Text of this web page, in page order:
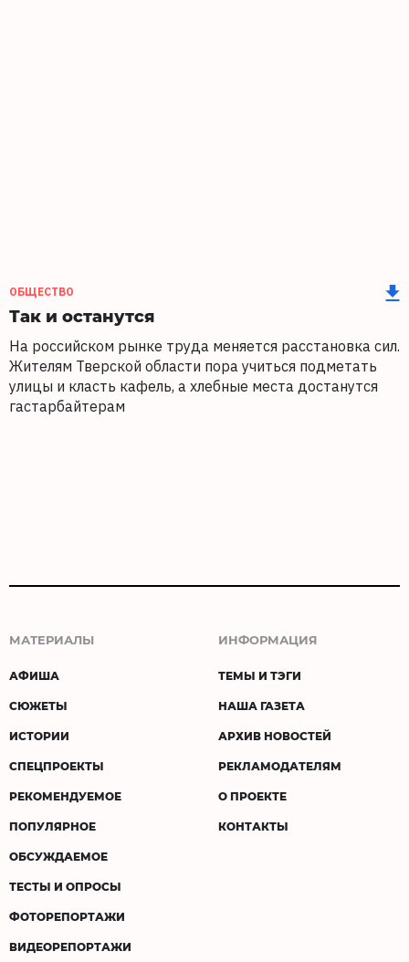
ОБЩЕСТВО
Так и останутся
На российском рынке труда меняется расстановка сил.
Жителям Тверской области пора учиться подметать
улицы и класть кафель, а хлебные места достанутся
гастарбайтерам
МАТЕРИАЛЫ
АФИША
СЮЖЕТЫ
ИСТОРИИ
СПЕЦПРОЕКТЫ
РЕКОМЕНДУЕМОЕ
ПОПУЛЯРНОЕ
ОБСУЖДАЕМОЕ
ТЕСТЫ И ОПРОСЫ
ФОТОРЕПОРТАЖИ
ВИДЕОРЕПОРТАЖИ
ИНФОРМАЦИЯ
ТЕМЫ И ТЭГИ
НАША ГАЗЕТА
АРХИВ НОВОСТЕЙ
РЕКЛАМОДАТЕЛЯМ
О ПРОЕКТЕ
КОНТАКТЫ